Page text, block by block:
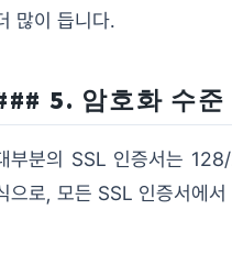
많이 듭니다.
5. 암호화 수준
부분의 SSL 인증서는
으로, 모든 SSL 인증서에